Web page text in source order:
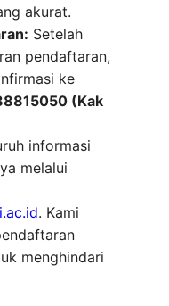
akurat.
Setelah
pendaftaran,
ke
(Kak
informasi
melalui
. Kami
menghindari